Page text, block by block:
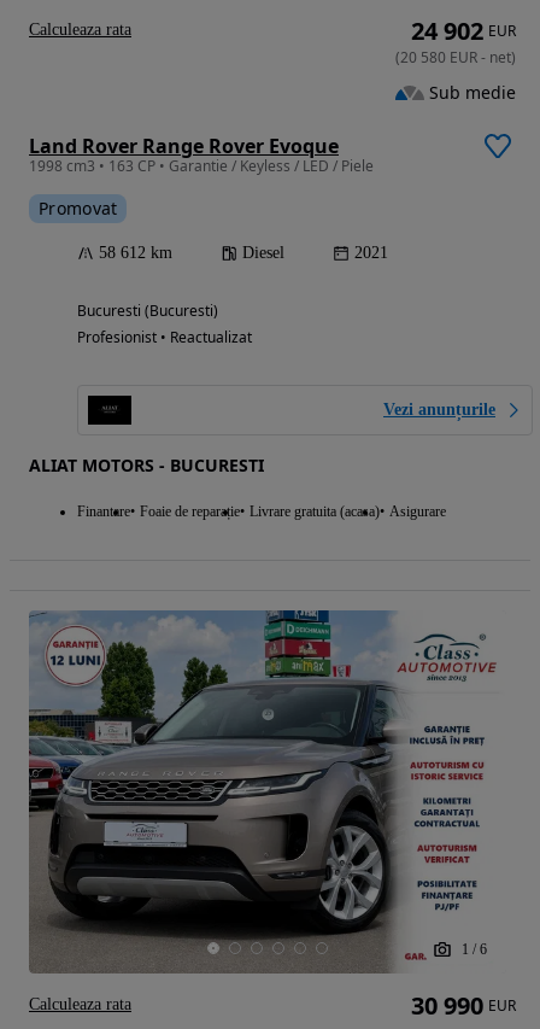
Land Rover Range Rover Evoque
1998 cm3 • 163 CP • Garantie / Keyless / LED / Piele
Promovat
58 612 km Diesel 2021
Bucuresti (Bucuresti)
Profesionist • Reactualizat
Vezi anunțurile
ALIAT MOTORS - BUCURESTI
Finantare Foaie de reparație Livrare gratuita (acasa) Asigurare
24 902 EUR
(20 580 EUR- net)
Sub medie
Calculeaza rata
1 / 6
30 990 EUR
Calculeaza rata